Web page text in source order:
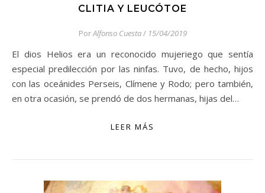
CLITIA Y LEUCÓTOE
PorAlfonso Cuesta/ 15/04/2019
El dios Helios era un reconocido mujeriego que sentía
especial predilección por las ninfas. Tuvo, de hecho, hijos
con las oceánides Perseis, Clímene y Rodo; pero también,
en otra ocasión, se prendó de dos hermanas, hijas del…
LEER MÁS